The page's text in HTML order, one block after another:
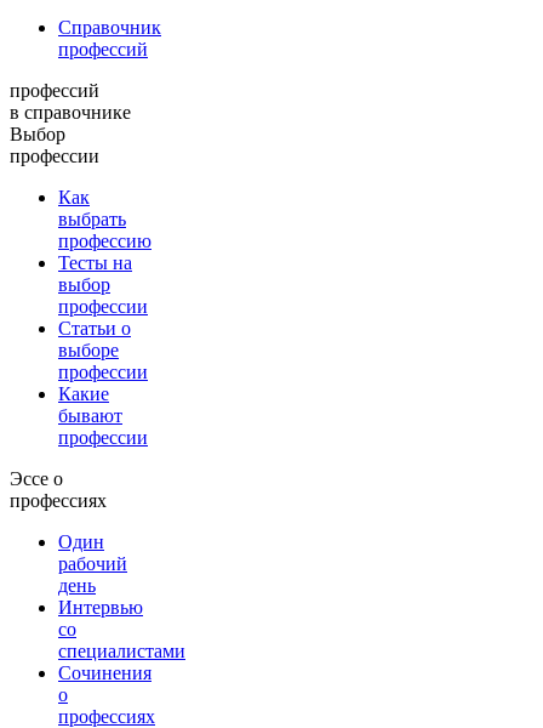
Справочник
профессий
профессий
в справочнике
Выбор
профессии
Как
выбрать
профессию
Тесты на
выбор
профессии
Статьи о
выборе
профессии
Какие
бывают
профессии
Эссе о
профессиях
Один
рабочий
день
Интервью
со
специалистами
Сочинения
о
профессиях